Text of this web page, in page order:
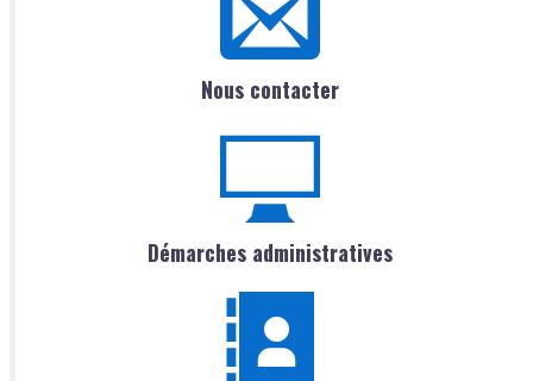
Nous contacter
Démarches administratives